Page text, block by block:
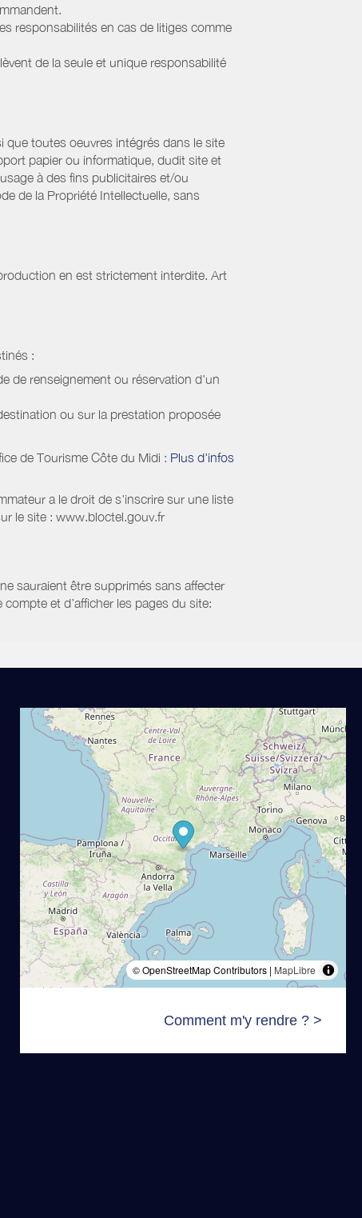
responsabilités en cas de litiges comme
de la seule et unique responsabilité
toutes oeuvres intégrés dans le site
papier ou informatique, dudit site et
à des fins publicitaires et/ou
de la Propriété Intellectuelle, sans
en est strictement interdite. Art
:
de renseignement ou réservation d'un
ou sur la prestation proposée
de Tourisme Côte du Midi : Plus d'infos
a le droit de s'inscrire sur une liste
le site : www.bloctel.gouv.fr
sauraient être supprimés sans affecter
et d’afficher les pages du site:
© OpenStreetMap Contributors | MapLibre
Comment m'y rendre ? >